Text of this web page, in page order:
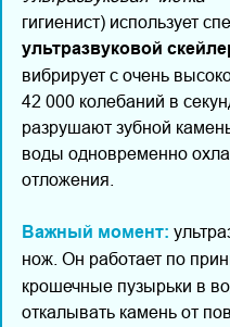
гигиенист) использует
ультразвуковой
вибрирует с очень
42 000 колебаний в
разрушают зубной
воды одновременно
отложения.
Важный момент:
нож. Он работает по
крошечные пузырьки в
откалывать камень от